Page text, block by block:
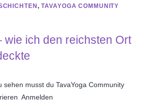
,TAVAYOGA COMMUNITY
wie ich den reichsten Ort
sehen musst du TavaYoga Community
Anmelden